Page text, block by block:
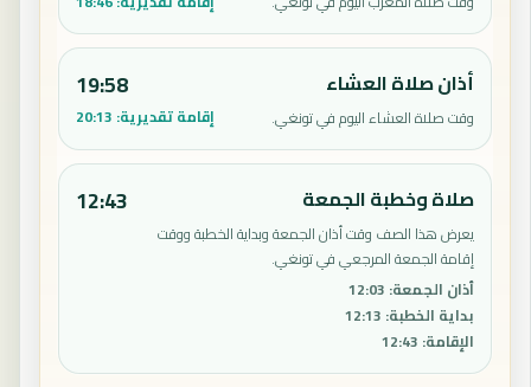
أذان صلاة العشاء
وقت صلاة العشاء اليوم في تونغي.
19:58
إقامة تقديرية: 20:13
صلاة وخطبة الجمعة
يعرض هذا الصف وقت أذان الجمعة وبداية الخطبة ووقت
إقامة الجمعة المرجعي في تونغي.
أذان الجمعة:
12:03
بداية الخطبة:
12:13
الإقامة:
12:43
12:43